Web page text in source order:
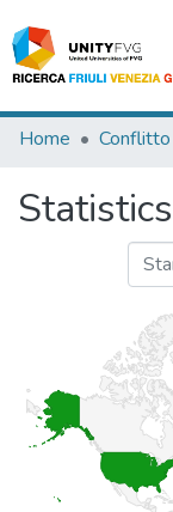
Titles
People
Home